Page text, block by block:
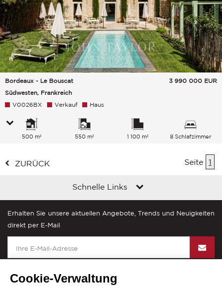
Bordeaux - Le Bouscat
Südwesten, Frankreich
3 990 000 EUR
V0026BX Verkauf Haus
500 m² 550 m² 1 100 m² 8 Schlafzimmer
ZURÜCK Seite 1
Schnelle Links
Erhalten Sie unsere aktuellen Angebote, Trends und Neuigkeiten
direkt per E-Mail
Cookie-Verwaltung